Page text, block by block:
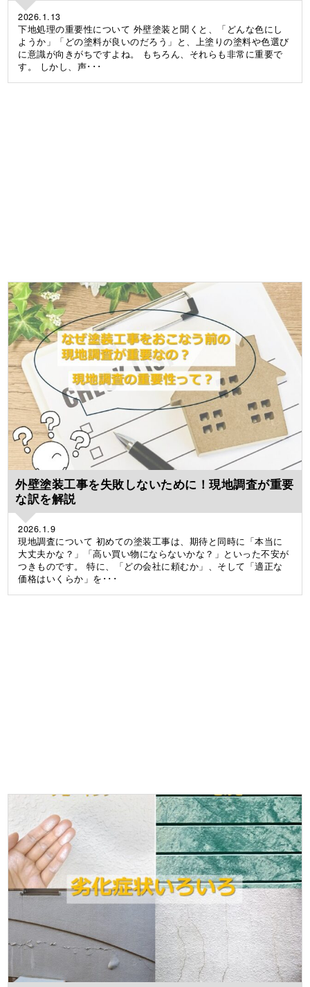
2026.1.13
下地処理の重要性について 外壁塗装と聞くと、「どんな色にし
ようか」「どの塗料が良いのだろう」と、上塗りの塗料や色選び
に意識が向きがちですよね。 もちろん、それらも非常に重要で
す。 しかし、声･･･
外壁塗装工事を失敗しないために！現地調査が重要
な訳を解説
2026.1.9
現地調査について 初めての塗装工事は、期待と同時に「本当に
大丈夫かな？」「高い買い物にならないかな？」といった不安が
つきものです。 特に、「どの会社に頼むか」、そして「適正な
価格はいくらか」を･･･